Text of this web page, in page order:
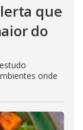
que
do
onde